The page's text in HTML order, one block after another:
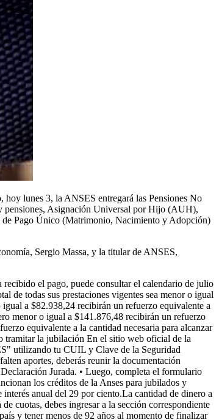
lunes 3, la ANSES entregará las Pensiones No
pensiones, Asignación Universal por Hijo (AUH),
Pago Único (Matrimonio, Nacimiento y Adopción)
Sergio Massa, y la titular de ANSES,
el pago, puede consultar el calendario de julio
de todas sus prestaciones vigentes sea menor o igual
a $82.938,24 recibirán un refuerzo equivalente a
menor o igual a $141.876,48 recibirán un refuerzo
equivalente a la cantidad necesaria para alcanzar
tramitar la jubilación En el sitio web oficial de la
utilizando tu CUIL y Clave de la Seguridad
aportes, deberás reunir la documentación
Jurada. • Luego, completa el formulario
los créditos de la Anses para jubilados y
anual del 29 por ciento.La cantidad de dinero a
cuotas, debes ingresar a la sección correspondiente
y tener menos de 92 años al momento de finalizar